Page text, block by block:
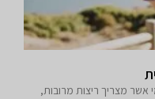
אשר מצריך ריצות מרובות,